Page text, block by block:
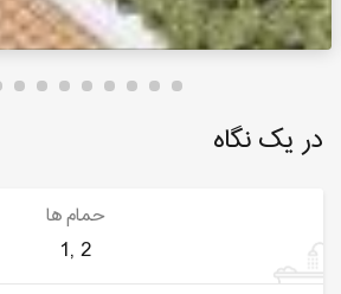
در یک نگاه
حمام ها
1, 2